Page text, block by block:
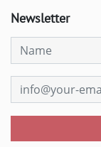
Newsletter